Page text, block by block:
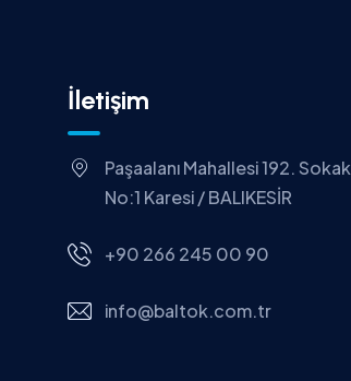
İletişim
Paşaalanı Mahallesi 192. Sokak
No:1 Karesi / BALIKESİR
+90 266 245 00 90
info@baltok.com.tr